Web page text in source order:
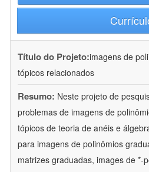
Título do Projeto:imagens de
tópicos relacionados
Resumo: Neste projeto de
problemas de imagens de
tópicos de teoria de anéis e
para imagens de polinômios
matrizes graduadas, images de *-